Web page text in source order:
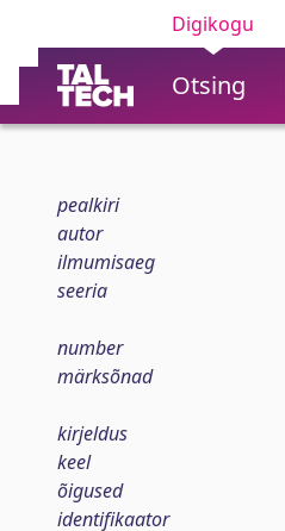
Digikogu
Otsing
pealkiri
autor
ilmumisaeg
seeria
number
märksõnad
kirjeldus
keel
õigused
identifikaator